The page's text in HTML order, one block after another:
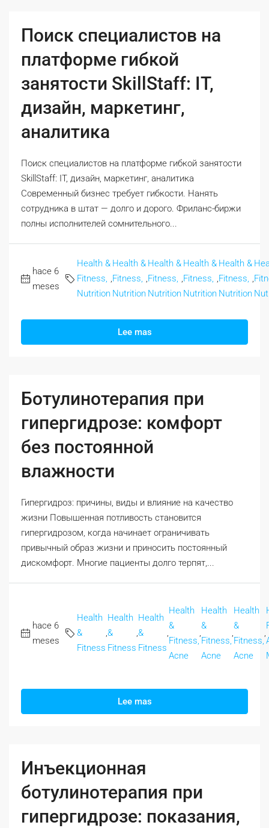
Поиск специалистов на
платформе гибкой
занятости SkillStaff: IT,
дизайн, маркетинг,
аналитика
Поиск специалистов на платформе гибкой занятости
SkillStaff: IT, дизайн, маркетинг, аналитика
Современный бизнес требует гибкости. Нанять
сотрудника в штат — долго и дорого. Фриланс-биржи
полны исполнителей сомнительного...
hace 6
meses
Health &
Fitness,
Nutrition
,
Health &
Fitness,
Nutrition
,
Health &
Fitness,
Nutrition
,
Health &
Fitness,
Nutrition
,
Health &
Fitness,
Nutrition
,
Lee mas
Ботулинотерапия при
гипергидрозе: комфорт
без постоянной
влажности
Гипергидроз: причины, виды и влияние на качество
жизни Повышенная потливость становится
гипергидрозом, когда начинает ограничивать
привычный образ жизни и приносить постоянный
дискомфорт. Многие пациенты долго терпят,...
hace 6
meses
Health
&
Fitness
,
Health
&
Fitness
,
Health
&
Fitness
,
Health
&
Fitness,
Acne
,
Health
&
Fitness,
Acne
,
Health
&
Fitness,
Acne
,
Lee mas
Инъекционная
ботулинотерапия при
гипергидрозе: показания,